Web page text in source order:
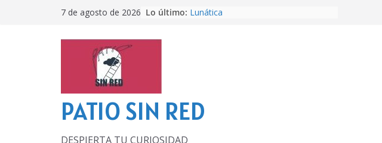
7 de agosto de 2026 Lo último: Lunática
PATIO SIN RED
DESPIERTA TU CURIOSIDAD